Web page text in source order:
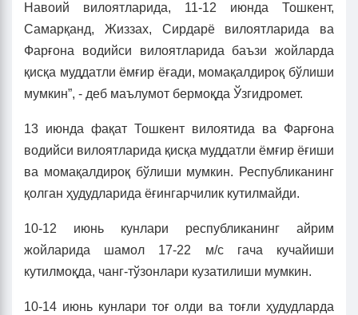
Навоий вилоятларида, 11-12 июнда Тошкент,
Самарқанд, Жиззах, Сирдарё вилоятларида ва
Фарғона водийси вилоятларида баъзи жойларда
қисқа муддатли ёмғир ёғади, момақалдироқ бўлиши
мумкин”, - деб маълумот бермоқда Ўзгидромет.
13 июнда фақат Тошкент вилоятида ва Фарғона
водийси вилоятларида қисқа муддатли ёмғир ёғиши
ва момақалдироқ бўлиши мумкин. Республиканинг
қолган ҳудудларида ёғингарчилик кутилмайди.
10-12 июнь кунлари республиканинг айрим
жойларида шамол 17-22 м/с гача кучайиши
кутилмоқда, чанг-тўзонлари кузатилиши мумкин.
10-14 июнь кунлари тоғ олди ва тоғли ҳудудларда